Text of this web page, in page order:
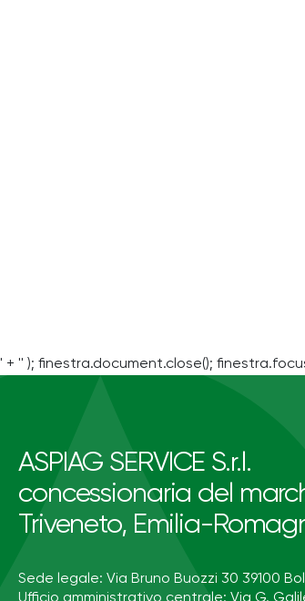
' + '' ); finestra.document.close();
ASPIAG SERVICE S.r.l.
concessionaria del
Triveneto, Emilia-
Sede legale: Via Bruno Buozzi 30 39100
Ufficio amministrativo centrale: Via G.